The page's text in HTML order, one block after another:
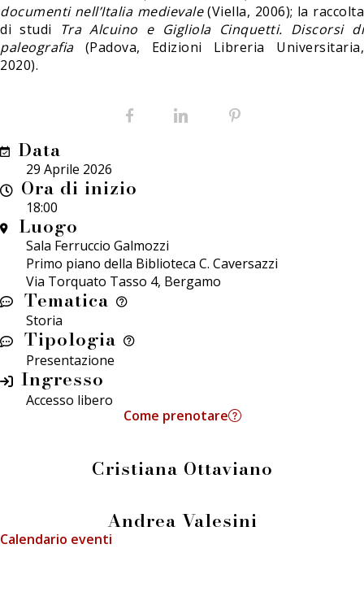
documenti nell’Italia medievale(Viella, 2006); la raccolta
di studi
Tra Alcuino e Gigliola Cinquetti. Discorsi di
paleografia (Padova, Edizioni Libreria Universitaria,
2020).
Facebook LinkedIn
Data
29 Aprile 2026
Ora di inizio
18:00
Luogo
Sala Ferruccio Galmozzi
Primo piano della Biblioteca C. Caversazzi
Via Torquato Tasso 4, Bergamo
Tematica
Storia
Tipologia
Presentazione
Ingresso
Accesso libero
Come prenotare
Cristiana Ottaviano
Andrea Valesini
Calendario eventi